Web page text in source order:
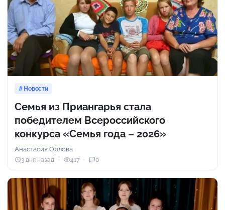
Новости
Семья из Приангарья стала
победителем Всероссийского
конкурса «Семья года – 2026»
Анастасия Орлова
3 дня назад 417 0